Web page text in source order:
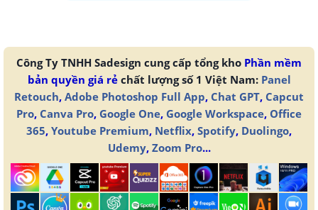
Công Ty TNHH Sadesign cung cấp tổng kho Phần mềm
bản quyền giá rẻchất lượng số 1 Việt Nam: Panel
Retouch, Adobe Photoshop Full App, Chat GPT, Capcut
Pro, Canva Pro, Google One, Google Workspace, Office
365, Youtube Premium, Netflix, Spotify, Duolingo,
Udemy, Zoom Pro...